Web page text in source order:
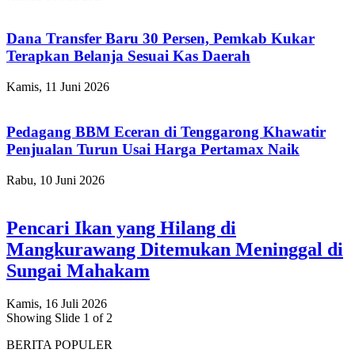
Dana Transfer Baru 30 Persen, Pemkab Kukar
Terapkan Belanja Sesuai Kas Daerah
Kamis, 11 Juni 2026
Pedagang BBM Eceran di Tenggarong Khawatir
Penjualan Turun Usai Harga Pertamax Naik
Rabu, 10 Juni 2026
Pencari Ikan yang Hilang di
Mangkurawang Ditemukan Meninggal di
Sungai Mahakam
Kamis, 16 Juli 2026
Showing Slide 1 of 2
BERITA POPULER